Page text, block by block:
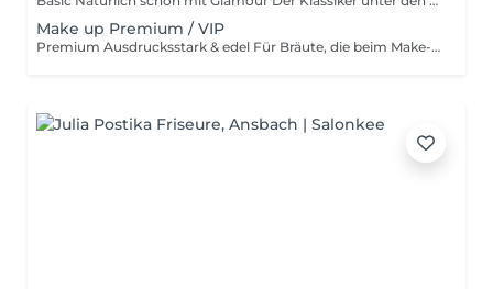
Make up Premium / VIP
Premium Ausdrucksstark & edel Für Bräute, die beim Make-up alles möchten glamourös, auffällig und absolut fototauglich. intensives Augen-Make-up mit allen Details falsche Wimpern für den perfekten Augenaufschlag konturierte Haut mit Glow-Effekt ein Look, der alle Blicke fesselt